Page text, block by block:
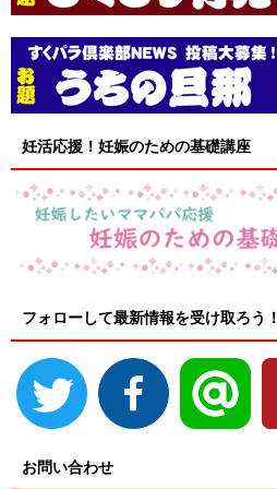
妊活応援！妊娠のための基礎講座
フォローして最新情報を受け取ろう！
お問い合わせ